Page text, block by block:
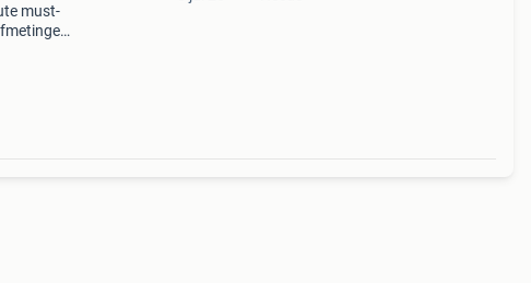
must-